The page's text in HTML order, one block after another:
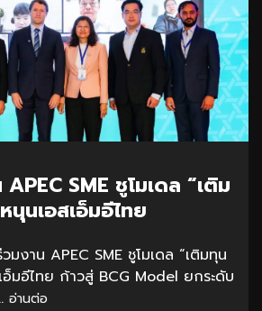
SME ชูโมเดล “เติม
นเอสเอ็มอีไทย
งาน APEC SME ชูโมเดล “เติมทุน
มอีไทย ก้าวสู่ BCG Model ยกระดับ
อ่านต่อ